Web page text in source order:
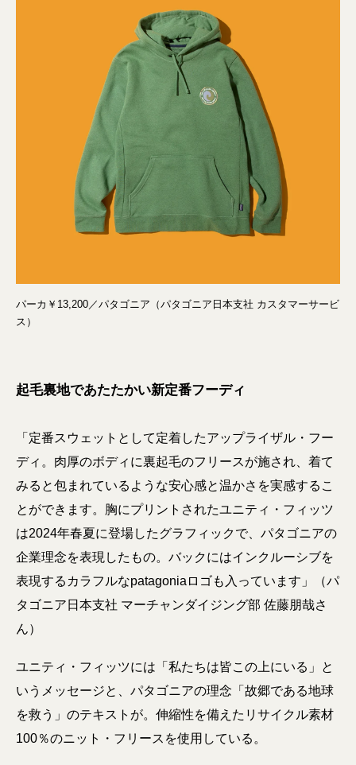
パーカ￥13,200／パタゴニア（パタゴニア日本支社 カスタマーサービ
ス）
起毛裏地であたたかい新定番フーディ
「定番スウェットとして定着したアップライザル・フー
ディ。肉厚のボディに裏起毛のフリースが施され、着て
みると包まれているような安心感と温かさを実感するこ
とができます。胸にプリントされたユニティ・フィッツ
は2024年春夏に登場したグラフィックで、パタゴニアの
企業理念を表現したもの。バックにはインクルーシブを
表現するカラフルなpatagoniaロゴも入っています」（パ
タゴニア日本支社 マーチャンダイジング部 佐藤朋哉さ
ん）
ユニティ・フィッツには「私たちは皆この上にいる」と
いうメッセージと、パタゴニアの理念「故郷である地球
を救う」のテキストが。伸縮性を備えたリサイクル素材
100％のニット・フリースを使用している。